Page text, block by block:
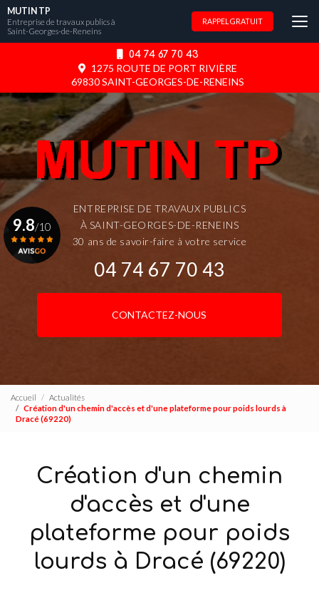
Aller
au
contenu
04 74 67 70 43
1275 ROUTE DE PORT RIVIÈRE
69830 SAINT-GEORGES-DE-RENEINS
MUTIN TP
Entreprise de travaux publics à
Saint-Georges-de-Reneins
RAPPEL GRATUIT
ENTREPRISE DE TRAVAUX PUBLICS
À SAINT-GEORGES-DE-RENEINS
30 ans de savoir-faire à votre service
04 74 67 70 43
CONTACTEZ-NOUS
9.8/10
Accueil
Actualités
Création d'un chemin d'accès et d'une plateforme pour poids lourds à
Dracé (69220)
Création d'un chemin
d'accès et d'une
plateforme pour poids
lourds à Dracé (69220)